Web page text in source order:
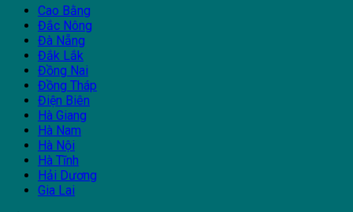
Cao Bằng
Đắc Nông
Đà Nẵng
Đắk Lắk
Đồng Nai
Đồng Tháp
Điện Biên
Hà Giang
Hà Nam
Hà Nội
Hà Tĩnh
Hải Dương
Gia Lai